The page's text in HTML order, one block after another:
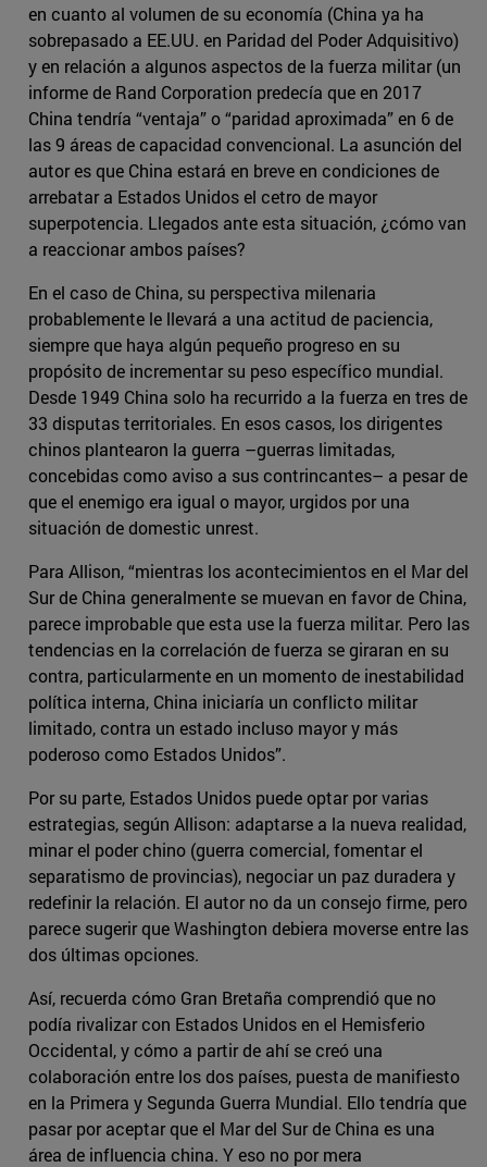
en cuanto al volumen de su economía (China ya ha
sobrepasado a EE.UU. en Paridad del Poder Adquisitivo)
y en relación a algunos aspectos de la fuerza militar (un
informe de Rand Corporation predecía que en 2017
China tendría “ventaja” o “paridad aproximada” en 6 de
las 9 áreas de capacidad convencional. La asunción del
autor es que China estará en breve en condiciones de
arrebatar a Estados Unidos el cetro de mayor
superpotencia. Llegados ante esta situación, ¿cómo van
a reaccionar ambos países?
En el caso de China, su perspectiva milenaria
probablemente le llevará a una actitud de paciencia,
siempre que haya algún pequeño progreso en su
propósito de incrementar su peso específico mundial.
Desde 1949 China solo ha recurrido a la fuerza en tres de
33 disputas territoriales. En esos casos, los dirigentes
chinos plantearon la guerra –guerras limitadas,
concebidas como aviso a sus contrincantes– a pesar de
que el enemigo era igual o mayor, urgidos por una
situación de domestic unrest.
Para Allison, “mientras los acontecimientos en el Mar del
Sur de China generalmente se muevan en favor de China,
parece improbable que esta use la fuerza militar. Pero las
tendencias en la correlación de fuerza se giraran en su
contra, particularmente en un momento de inestabilidad
política interna, China iniciaría un conflicto militar
limitado, contra un estado incluso mayor y más
poderoso como Estados Unidos”.
Por su parte, Estados Unidos puede optar por varias
estrategias, según Allison: adaptarse a la nueva realidad,
minar el poder chino (guerra comercial, fomentar el
separatismo de provincias), negociar un paz duradera y
redefinir la relación. El autor no da un consejo firme, pero
parece sugerir que Washington debiera moverse entre las
dos últimas opciones.
Así, recuerda cómo Gran Bretaña comprendió que no
podía rivalizar con Estados Unidos en el Hemisferio
Occidental, y cómo a partir de ahí se creó una
colaboración entre los dos países, puesta de manifiesto
en la Primera y Segunda Guerra Mundial. Ello tendría que
pasar por aceptar que el Mar del Sur de China es una
área de influencia china. Y eso no por mera